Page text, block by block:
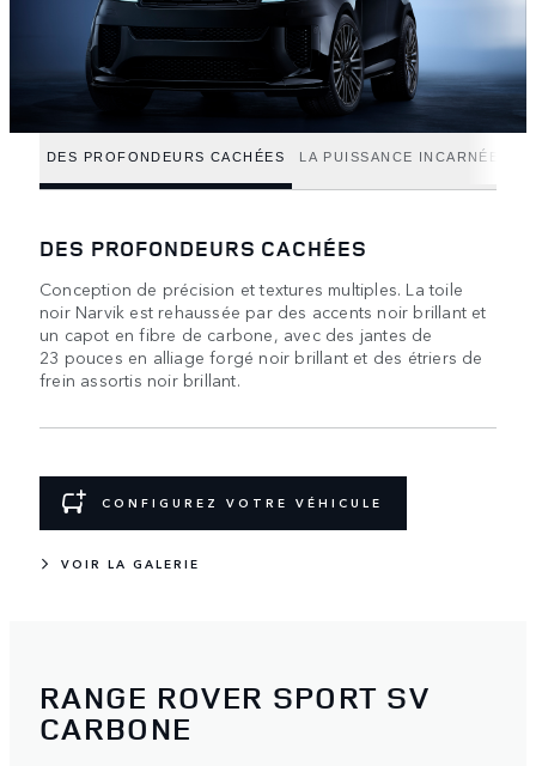
DES PROFONDEURS CACHÉES LA PUISSANCE INCARNÉE
DES PROFONDEURS CACHÉES
Conception de précision et textures multiples. La toile
noir Narvik est rehaussée par des accents noir brillant et
un capot en fibre de carbone, avec des jantes de
23 pouces en alliage forgé noir brillant et des étriers de
frein assortis noir brillant.
CONFIGUREZ VOTRE VÉHICULE
VOIR LA GALERIE
RANGE ROVER SPORT SV
CARBONE